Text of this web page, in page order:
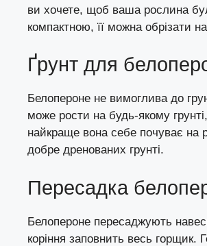
ви хочете, щоб ваша рослина
компактною, її можна обрізати
Ґрунт для
Белопероне не вимоглива до
може рости на будь-якому
найкраще вона себе почуває на
добре дренованих грунті.
Пересадка
Белопероне пересаджують
коріння заповнить весь горщик.